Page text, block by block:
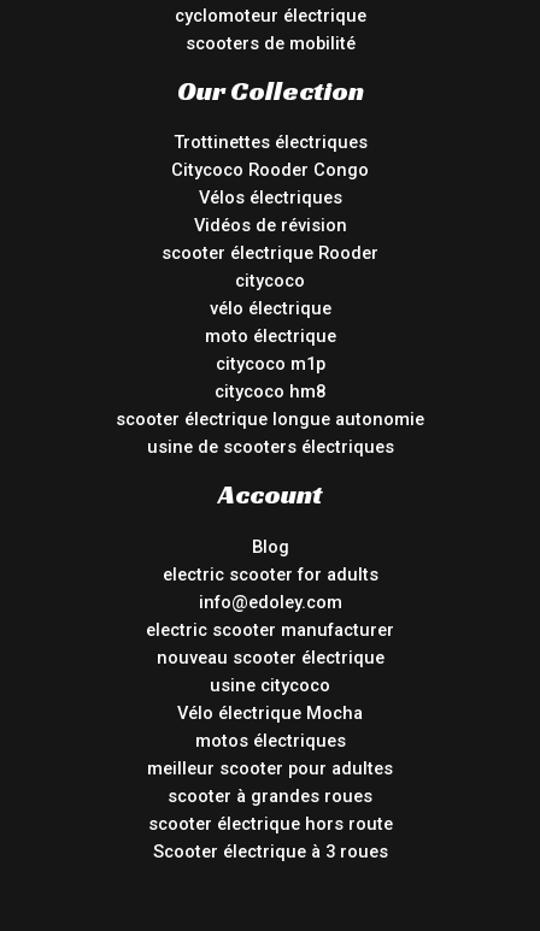
cyclomoteur électrique
scooters de mobilité
Our Collection
Trottinettes électriques
Citycoco Rooder Congo
Vélos électriques
Vidéos de révision
scooter électrique Rooder
citycoco
vélo électrique
moto électrique
citycoco m1p
citycoco hm8
scooter électrique longue autonomie
usine de scooters électriques
Account
Blog
electric scooter for adults
info@edoley.com
electric scooter manufacturer
nouveau scooter électrique
usine citycoco
Vélo électrique Mocha
motos électriques
meilleur scooter pour adultes
scooter à grandes roues
scooter électrique hors route
Scooter électrique à 3 roues